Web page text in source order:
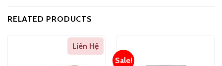
RELATED PRODUCTS
Liên Hệ
Sale!